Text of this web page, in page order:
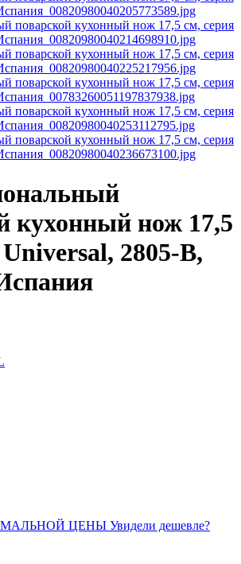
кухонный нож 17,5
2805-B,
ЦЕНЫ Увидели дешевле?